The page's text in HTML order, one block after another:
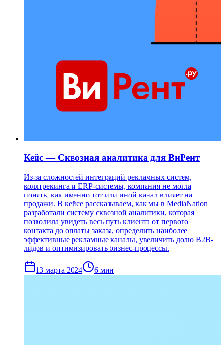
Кейс — Сквозная аналитика для ВиРент
Из-за сложностей интеграций рекламных систем,
коллтрекинга и ERP-системы, компания не могла
понять, как именно тот или иной канал влияет на
продажи. В кейсе рассказываем, как мы в MediaNation
разработали систему сквозной аналитики, которая
позволила увидеть весь путь клиента от первого
контакта до оплаты заказа, определить наиболее
эффективные рекламные каналы, увеличить долю B2B-
лидов и оптимизировать бизнес-процессы.
13 марта 2024 6 мин